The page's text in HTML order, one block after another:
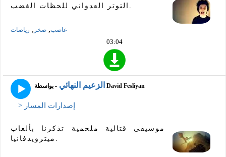
غاضب, صخر , رياضات
03:04
الزعيم النهائي - بواسطة David Fesliyan
> إصدارات المسار
موسيقى قتالية ملحمية تذكرنا بألعاب
ميترويدفانيا.